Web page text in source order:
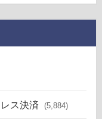
ス決済 (5,884)